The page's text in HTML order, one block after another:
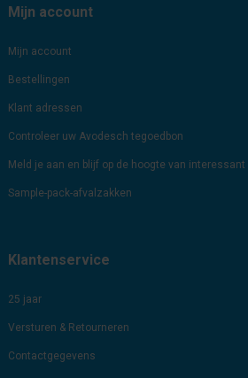
Mijn account
Mijn account
Bestellingen
Klant adressen
Controleer uw Avodesch tegoedbon
Meld je aan en blijf op de hoogte van interessant
Sample-pack-afvalzakken
Klantenservice
25 jaar
Versturen & Retourneren
Contactgegevens